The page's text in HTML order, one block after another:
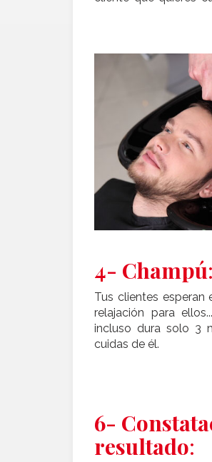
4- Champú:
Tus clientes
relajación para
incluso dura solo 3
cuidas de él.
6-
resultado: